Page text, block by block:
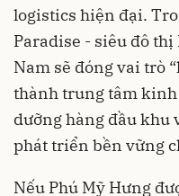
logistics hiện đại.
Paradise - siêu đô
Nam sẽ đóng vai trò
thành trung tâm
dưỡng hàng đầu khu
phát triển bền vững
Nếu Phú Mỹ Hưng